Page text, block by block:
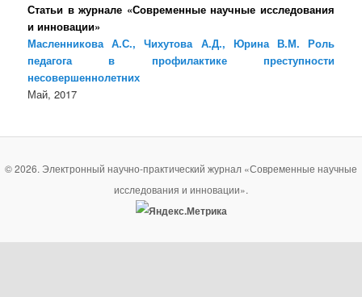
Статьи в журнале «Современные научные исследования
и инновации»
Масленникова А.С., Чихутова А.Д., Юрина В.М. Роль
педагога в профилактике преступности
несовершеннолетних
Май, 2017
© 2026. Электронный научно-практический журнал «Современные научные
исследования и инновации».